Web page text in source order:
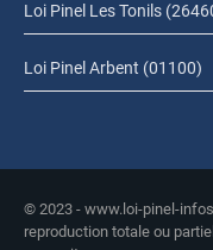
Loi Pinel Les Tonils
Loi Pinel Arbent (01100)
© 2023 - www.loi-pinel-
reproduction totale ou